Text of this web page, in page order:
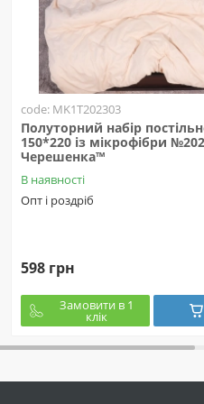
code: MK1T202303
Полуторний набір
150*220 із мікрофібри
Черешенка™
В наявності
Опт і роздріб
598 грн
Замовити в 1
клік